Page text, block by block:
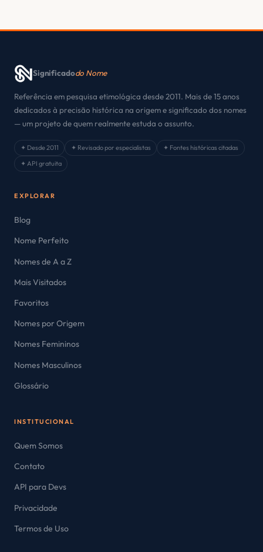
Significadodo Nome
Referência em pesquisa etimológica desde 2011. Mais de 15 anos
dedicados à precisão histórica na origem e significado dos nomes
— um projeto de quem realmente estuda o assunto.
✦ Desde 2011 ✦ Revisado por especialistas
✦ Fontes históricas citadas
✦ API gratuita
EXPLORAR
Blog
Nome Perfeito
Nomes de A a Z
Mais Visitados
Favoritos
Nomes por Origem
Nomes Femininos
Nomes Masculinos
Glossário
INSTITUCIONAL
Quem Somos
Contato
API para Devs
Privacidade
Termos de Uso